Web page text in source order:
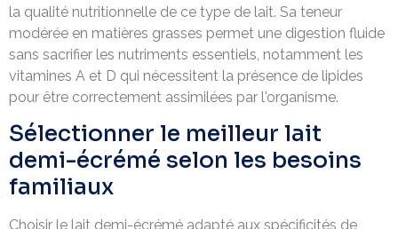
la qualité nutritionnelle de ce type de lait. Sa teneur
modérée en matières grasses permet une digestion fluide
sans sacrifier les nutriments essentiels, notamment les
vitamines A et D qui nécessitent la présence de lipides
pour être correctement assimilées par l'organisme.
Sélectionner le meilleur lait
demi-écrémé selon les besoins
familiaux
Choisir le lait demi-écrémé adapté aux spécificités de